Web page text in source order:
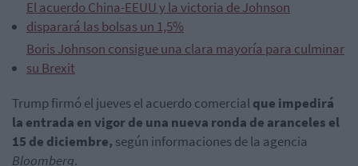
El acuerdo China-EEUU y la victoria de Johnson
disparará las bolsas un 1,5%
Boris Johnson consigue una clara mayoría para culminar
su Brexit
Trump firmó el jueves el acuerdo comercialque impedirá
la entrada en vigor de una nueva ronda de aranceles el
15 de diciembre, según informaciones de la agencia
Bloomberg.